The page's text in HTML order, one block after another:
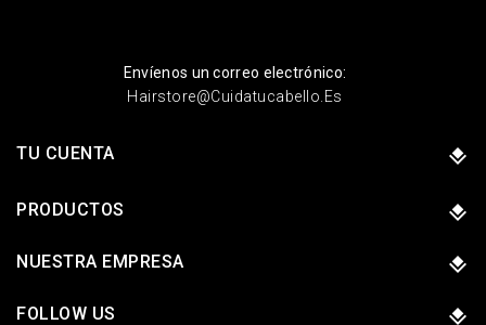
Envíenos un correo electrónico:
Hairstore@cuidatucabello.es
TU CUENTA
PRODUCTOS
NUESTRA EMPRESA
FOLLOW US